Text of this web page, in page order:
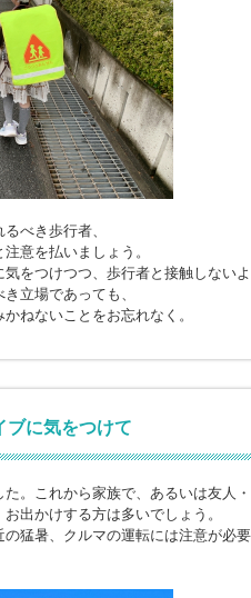
べき歩行者、
意を払いましょう。
をつけつつ、歩行者と接触しない
立場であっても、
ねないことをお忘れなく。
に気をつけて
。これから家族で、あるいは友人
出かけする方は多いでしょう。
猛暑、クルマの運転には注意が必